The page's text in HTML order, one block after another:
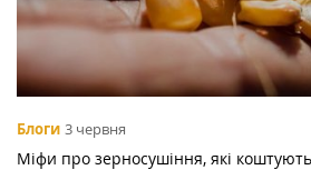
Блоги 3 червня
Міфи про зерносушіння, які